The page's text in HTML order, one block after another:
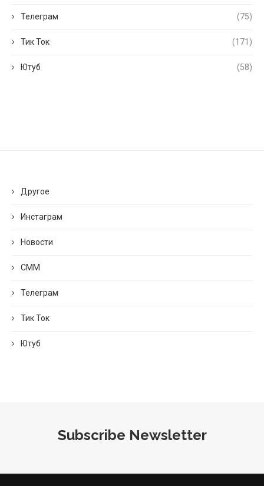
Телеграм (75)
Тик Ток (171)
Ютуб (58)
Другое
Инстаграм
Новости
СММ
Телеграм
Тик Ток
Ютуб
Subscribe Newsletter